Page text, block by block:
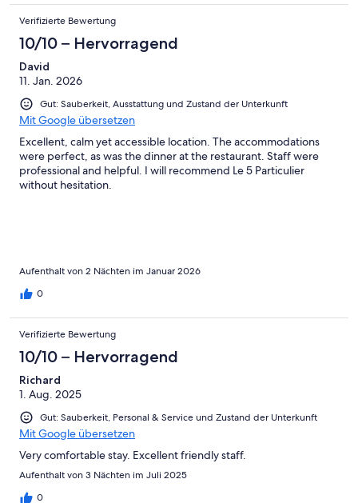
Verifizierte Bewertung
10/10 – Hervorragend
David
11. Jan. 2026
Gut: Sauberkeit, Ausstattung und Zustand der Unterkunft
Mit Google übersetzen
Excellent, calm yet accessible location. The accommodations
were perfect, as was the dinner at the restaurant. Staff were
professional and helpful. I will recommend Le 5 Particulier
without hesitation.
Aufenthalt von 2 Nächten im Januar 2026
0
Verifizierte Bewertung
10/10 – Hervorragend
Richard
1. Aug. 2025
Gut: Sauberkeit, Personal & Service und Zustand der Unterkunft
Mit Google übersetzen
Very comfortable stay. Excellent friendly staff.
Aufenthalt von 3 Nächten im Juli 2025
0